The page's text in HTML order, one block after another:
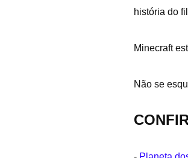
história do
Minecraft
Não se